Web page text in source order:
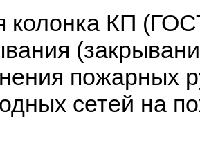
колонка КП
пожарных
сетей на